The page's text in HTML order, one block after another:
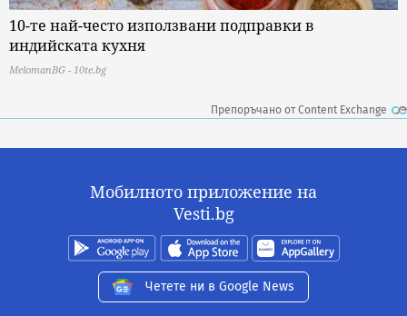
10-те най-често използвани подправки в
индийската кухня
MelomanBG - 10te.bg
Препоръчано от Content Exchange
Мобилното приложение на
Vesti.bg
Четете ни в Google News